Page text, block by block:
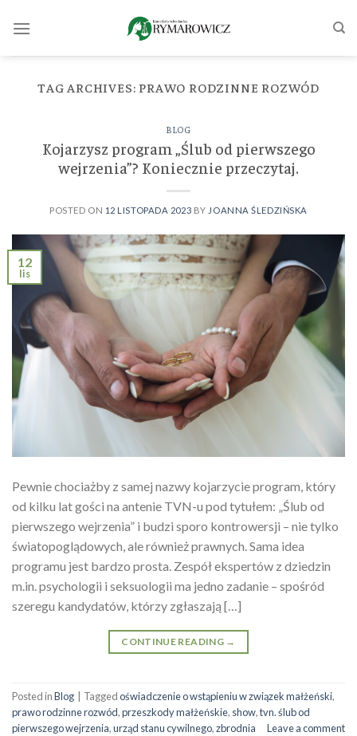
TAG ARCHIVES:PRAWO RODZINNE ROZWÓD
BLOG
Kojarzysz program „Ślub od pierwszego
wejrzenia”? Koniecznie przeczytaj.
POSTED ON 12 LISTOPADA 2023 BY JOANNA ŚLEDZIŃSKA
12
lis
Pewnie chociażby z samej nazwy kojarzycie program, który
od kilku lat gości na antenie TVN-u pod tytułem: „Ślub od
pierwszego wejrzenia” i budzi sporo kontrowersji – nie tylko
światopoglądowych, ale również prawnych. Sama idea
programu jest bardzo prosta. Zespół ekspertów z dziedzin
m.in. psychologii i seksuologii ma jedno zadanie – spośród
szeregu kandydatów, którzy zgłaszają […]
CONTINUE READING →
Posted inBlog Taggedoświadczenie o wstąpieniu w związek małżeński,
prawo rodzinne rozwód,przeszkody małżeńskie, show,tvn. ślub od
pierwszego wejrzenia,urząd stanu cywilnego,zbrodnia Leave a comment